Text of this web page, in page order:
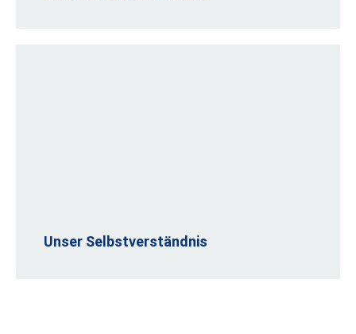
Unser Selbstverständnis